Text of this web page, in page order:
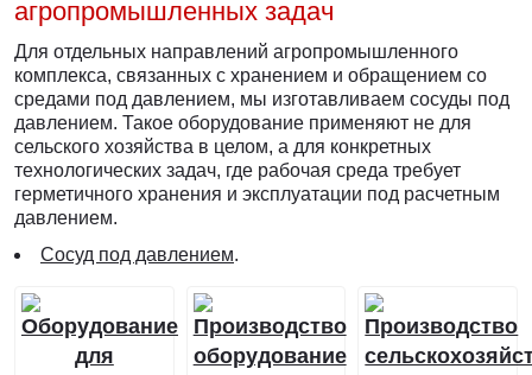
агропромышленных задач
Для отдельных направлений агропромышленного
комплекса, связанных с хранением и обращением со
средами под давлением, мы изготавливаем сосуды под
давлением. Такое оборудование применяют не для
сельского хозяйства в целом, а для конкретных
технологических задач, где рабочая среда требует
герметичного хранения и эксплуатации под расчетным
давлением.
Сосуд под давлением.